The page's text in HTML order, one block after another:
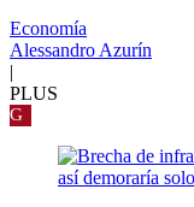
Economía
Alessandro Azurín
|
PLUS
G